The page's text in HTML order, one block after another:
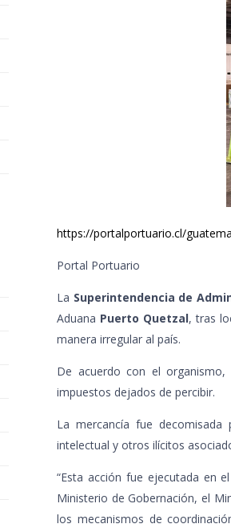
https://portalportuario.cl/
Portal Portuario
La Superintendencia de
Aduana Puerto Quetzal, tras
manera irregular al país.
De acuerdo con el
impuestos dejados de percibir.
La mercancía fue
intelectual y otros ilícitos
“Esta acción fue ejecutada en
Ministerio de Gobernación, el
los mecanismos de